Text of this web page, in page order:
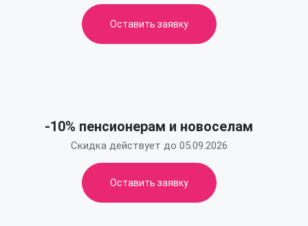
Оставить заявку
-10% пенсионерам и новоселам
Скидка действует до 05.09.2026
Оставить заявку